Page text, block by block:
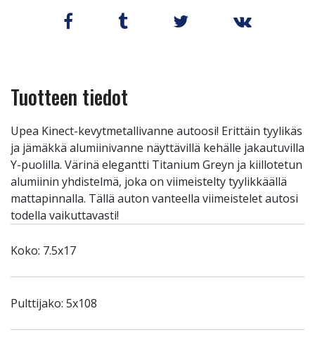
Tuotteen tiedot
Upea Kinect-kevytmetallivanne autoosi! Erittäin tyylikäs
ja jämäkkä alumiinivanne näyttävillä kehälle jakautuvilla
Y-puolilla. Värinä elegantti Titanium Greyn ja kiillotetun
alumiinin yhdistelmä, joka on viimeistelty tyylikkäällä
mattapinnalla. Tällä auton vanteella viimeistelet autosi
todella vaikuttavasti!
Koko: 7.5x17
Pulttijako: 5x108